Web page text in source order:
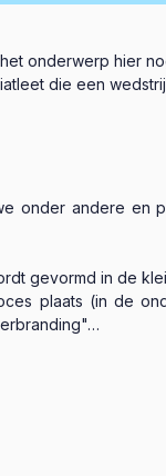
onderwerp hier
die een
onder andere en
gevormd in de
plaats (in de